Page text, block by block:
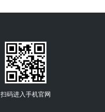
扫码进入手机官网